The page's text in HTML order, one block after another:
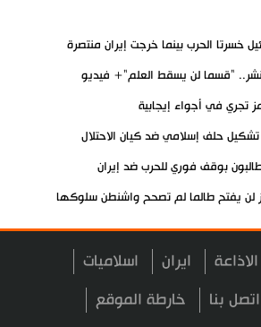
خسرتا الحرب بينما خرجت إيران منتصرة
"قسما لن يسقط العلم"+ فيديو
في أجواء إيجابية
حلف إسلامي ضد كيان الاحتلال
لن يفتح طالما لم تصحح واشنطن سلوكها
هرمز مرهون بقبول الشروط الإيرانية
وتصديهم لمحاولات العدو الرامية إلى
مغادرة المنطقة
ايران اسلاميات
اتصل بنا خارطة الموقع